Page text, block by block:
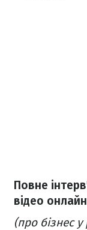
Повне
відео онлайн
(про бізнес у